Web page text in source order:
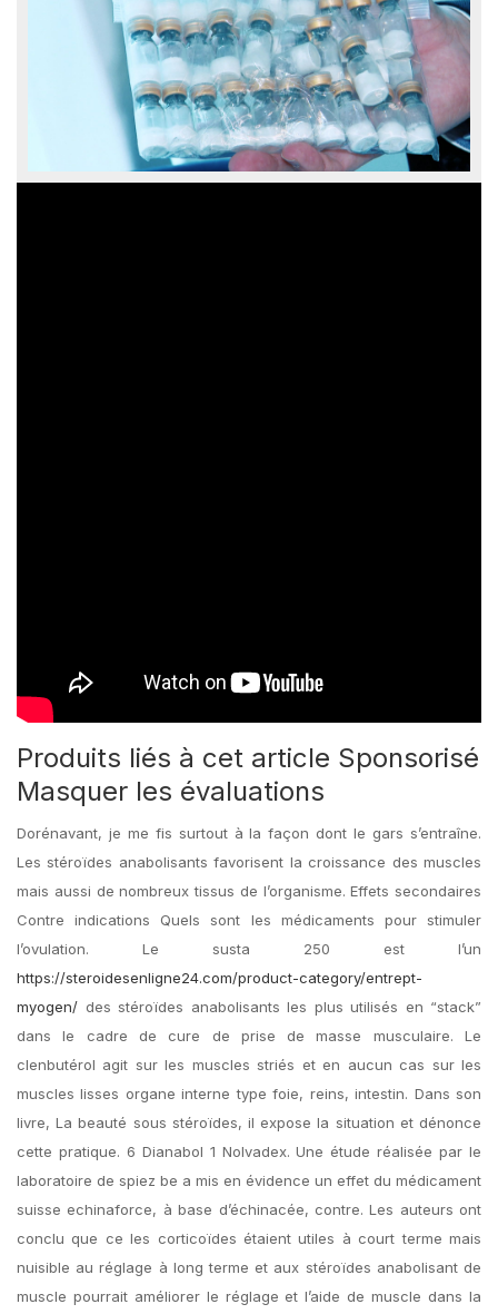
Produits liés à cet article Sponsorisé
Masquer les évaluations
Dorénavant, je me fis surtout à la façon dont le gars s’entraîne.
Les stéroïdes anabolisants favorisent la croissance des muscles
mais aussi de nombreux tissus de l’organisme. Effets secondaires
Contre indications Quels sont les médicaments pour stimuler
l’ovulation. Le susta 250 est l’un
https://steroidesenligne24.com/product-category/entrept-
myogen/ des stéroïdes anabolisants les plus utilisés en “stack”
dans le cadre de cure de prise de masse musculaire. Le
clenbutérol agit sur les muscles striés et en aucun cas sur les
muscles lisses organe interne type foie, reins, intestin. Dans son
livre, La beauté sous stéroïdes, il expose la situation et dénonce
cette pratique. 6 Dianabol 1 Nolvadex. Une étude réalisée par le
laboratoire de spiez be a mis en évidence un effet du médicament
suisse echinaforce, à base d’échinacée, contre. Les auteurs ont
conclu que ce les corticoïdes étaient utiles à court terme mais
nuisible au réglage à long terme et aux stéroïdes anabolisant de
muscle pourrait améliorer le réglage et l’aide de muscle dans la